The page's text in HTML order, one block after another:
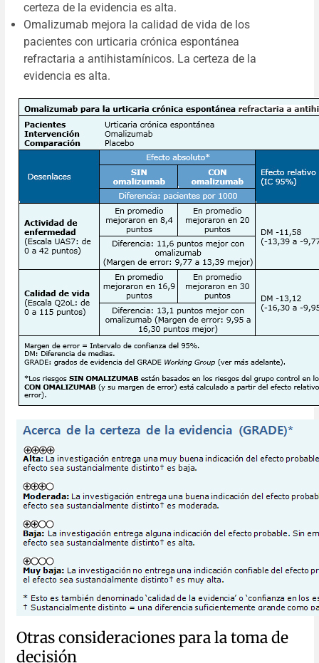
certeza de la evidencia es alta.
Omalizumab mejora la calidad de vida de los
pacientes con urticaria crónica espontánea
refractaria a antihistamínicos. La certeza de la
evidencia es alta.
Otras consideraciones para la toma de
decisión